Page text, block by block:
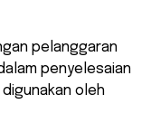
pelanggaran
penyelesaian
oleh